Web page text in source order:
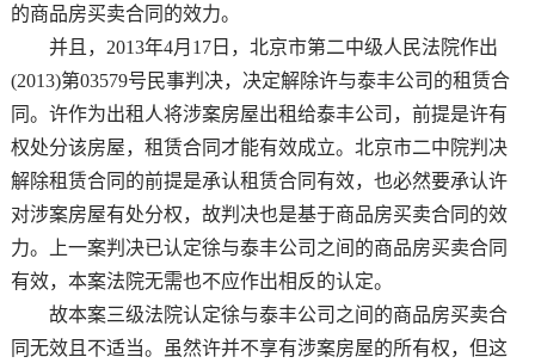
的商品房买卖合同的效力。
并且，2013年4月17日，北京市第二中级人民法院作出
(2013)第03579号民事判决，决定解除许与泰丰公司的租赁合
同。许作为出租人将涉案房屋出租给泰丰公司，前提是许有
权处分该房屋，租赁合同才能有效成立。北京市二中院判决
解除租赁合同的前提是承认租赁合同有效，也必然要承认许
对涉案房屋有处分权，故判决也是基于商品房买卖合同的效
力。上一案判决已认定徐与泰丰公司之间的商品房买卖合同
有效，本案法院无需也不应作出相反的认定。
故本案三级法院认定徐与泰丰公司之间的商品房买卖合
同无效且不适当。虽然许并不享有涉案房屋的所有权，但这